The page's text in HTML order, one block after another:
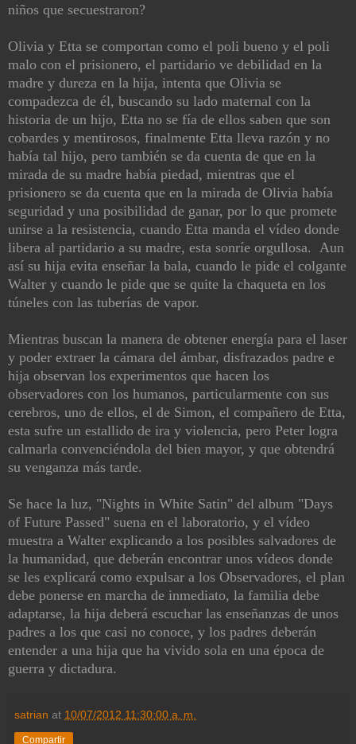
niños que secuestraron?
Olivia y Etta se comportan como el poli bueno y el poli
malo con el prisionero, el partidario ve debilidad en la
madre y dureza en la hija, intenta que Olivia se
compadezca de él, buscando su lado maternal con la
historia de un hijo, Etta no se fía de ellos saben que son
cobardes y mentirosos, finalmente Etta lleva razón y no
había tal hijo, pero también se da cuenta de que en la
mirada de su madre había piedad, mientras que el
prisionero se da cuenta que en la mirada de Olivia había
seguridad y una posibilidad de ganar, por lo que promete
unirse a la resistencia, cuando Etta manda el vídeo donde
libera al partidario a su madre, esta sonríe orgullosa. Aun
así su hija evita enseñar la bala, cuando le pide el colgante
Walter y cuando le pide que se quite la chaqueta en los
túneles con las tuberías de vapor.
Mientras buscan la manera de obtener energía para el laser
y poder extraer la cámara del ámbar, disfrazados padre e
hija observan los experimentos que hacen los
observadores con los humanos, particularmente con sus
cerebros, uno de ellos, el de Simon, el compañero de Etta,
esta sufre un estallido de ira y violencia, pero Peter logra
calmarla convenciéndola del bien mayor, y que obtendrá
su venganza más tarde.
Se hace la luz, "Nights in White Satin" del album "Days
of Future Passed" suena en el laboratorio, y el vídeo
muestra a Walter explicando a los posibles salvadores de
la humanidad, que deberán encontrar unos vídeos donde
se les explicará como expulsar a los Observadores, el plan
debe ponerse en marcha de inmediato, la familia debe
adaptarse, la hija deberá escuchar las enseñanzas de unos
padres a los que casi no conoce, y los padres deberán
entender a una hija que ha vivido sola en una época de
guerra y dictadura.
satrian at 10/07/2012 11:30:00 a. m.
Compartir